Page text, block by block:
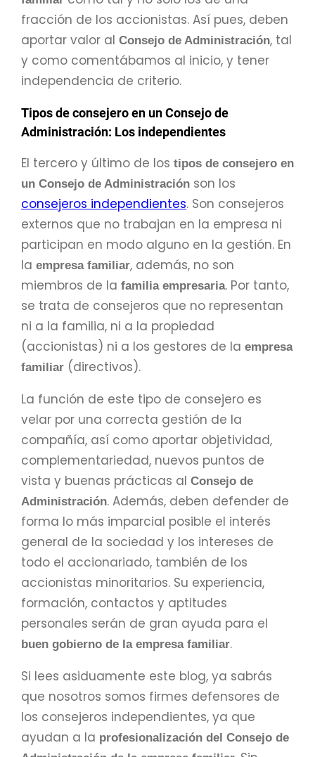
fracción de los accionistas. Así pues, deben
aportar valor al Consejo de Administración, tal
y como comentábamos al inicio, y tener
independencia de criterio.
Tipos de consejero en un Consejo de
Administración: Los independientes
El tercero y último de los tipos de consejero en
un Consejo de Administración son los
consejeros independientes. Son consejeros
externos que no trabajan en la empresa ni
participan en modo alguno en la gestión. En
la empresa familiar, además, no son
miembros de la familia empresaria. Por tanto,
se trata de consejeros que no representan
ni a la familia, ni a la propiedad
(accionistas) ni a los gestores de la empresa
familiar (directivos).
La función de este tipo de consejero es
velar por una correcta gestión de la
compañía, así como aportar objetividad,
complementariedad, nuevos puntos de
vista y buenas prácticas al Consejo de
Administración. Además, deben defender de
forma lo más imparcial posible el interés
general de la sociedad y los intereses de
todo el accionariado, también de los
accionistas minoritarios. Su experiencia,
formación, contactos y aptitudes
personales serán de gran ayuda para el
buen gobierno de la empresa familiar.
Si lees asiduamente este blog, ya sabrás
que nosotros somos firmes defensores de
los consejeros independientes, ya que
ayudan a la profesionalización del Consejo de